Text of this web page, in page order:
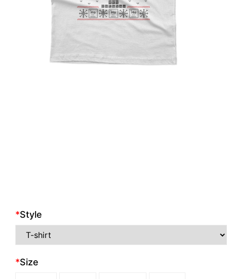
*Style
*Size